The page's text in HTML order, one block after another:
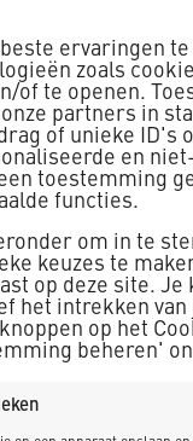
beste ervaringen
zoals
of te openen.
partners in
of unieke ID's
en
toestemming
functies.
om in te
keuzes te
op deze site.
het intrekken
op het
beheren'
realiseerde de
om het
uitvoeren van
van
het project